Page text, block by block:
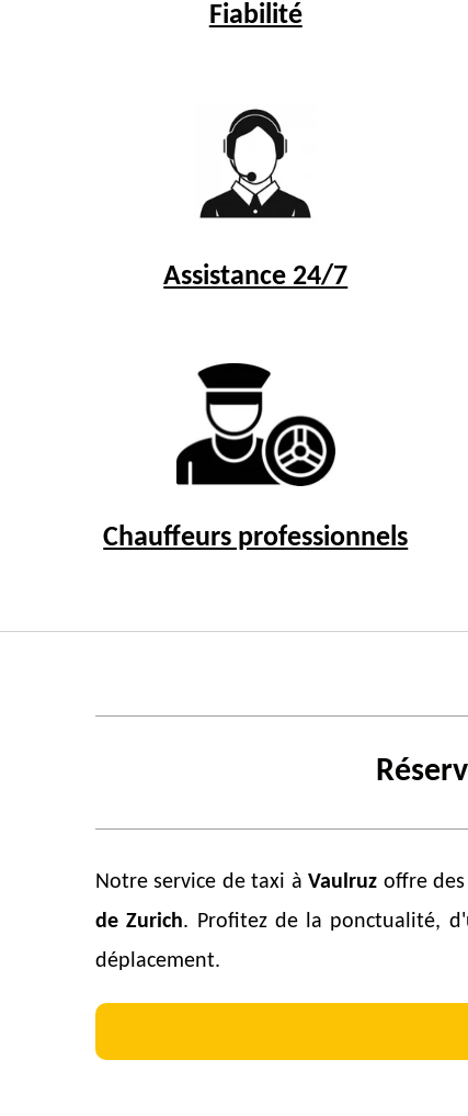
Fiabilité
Assistance 24/7
Chauffeurs professionnels
Notre service de taxi àVaulruz offre
de Zurich. Profitez de la ponctualité,
déplacement.